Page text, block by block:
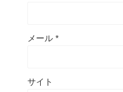
メール *
サイト